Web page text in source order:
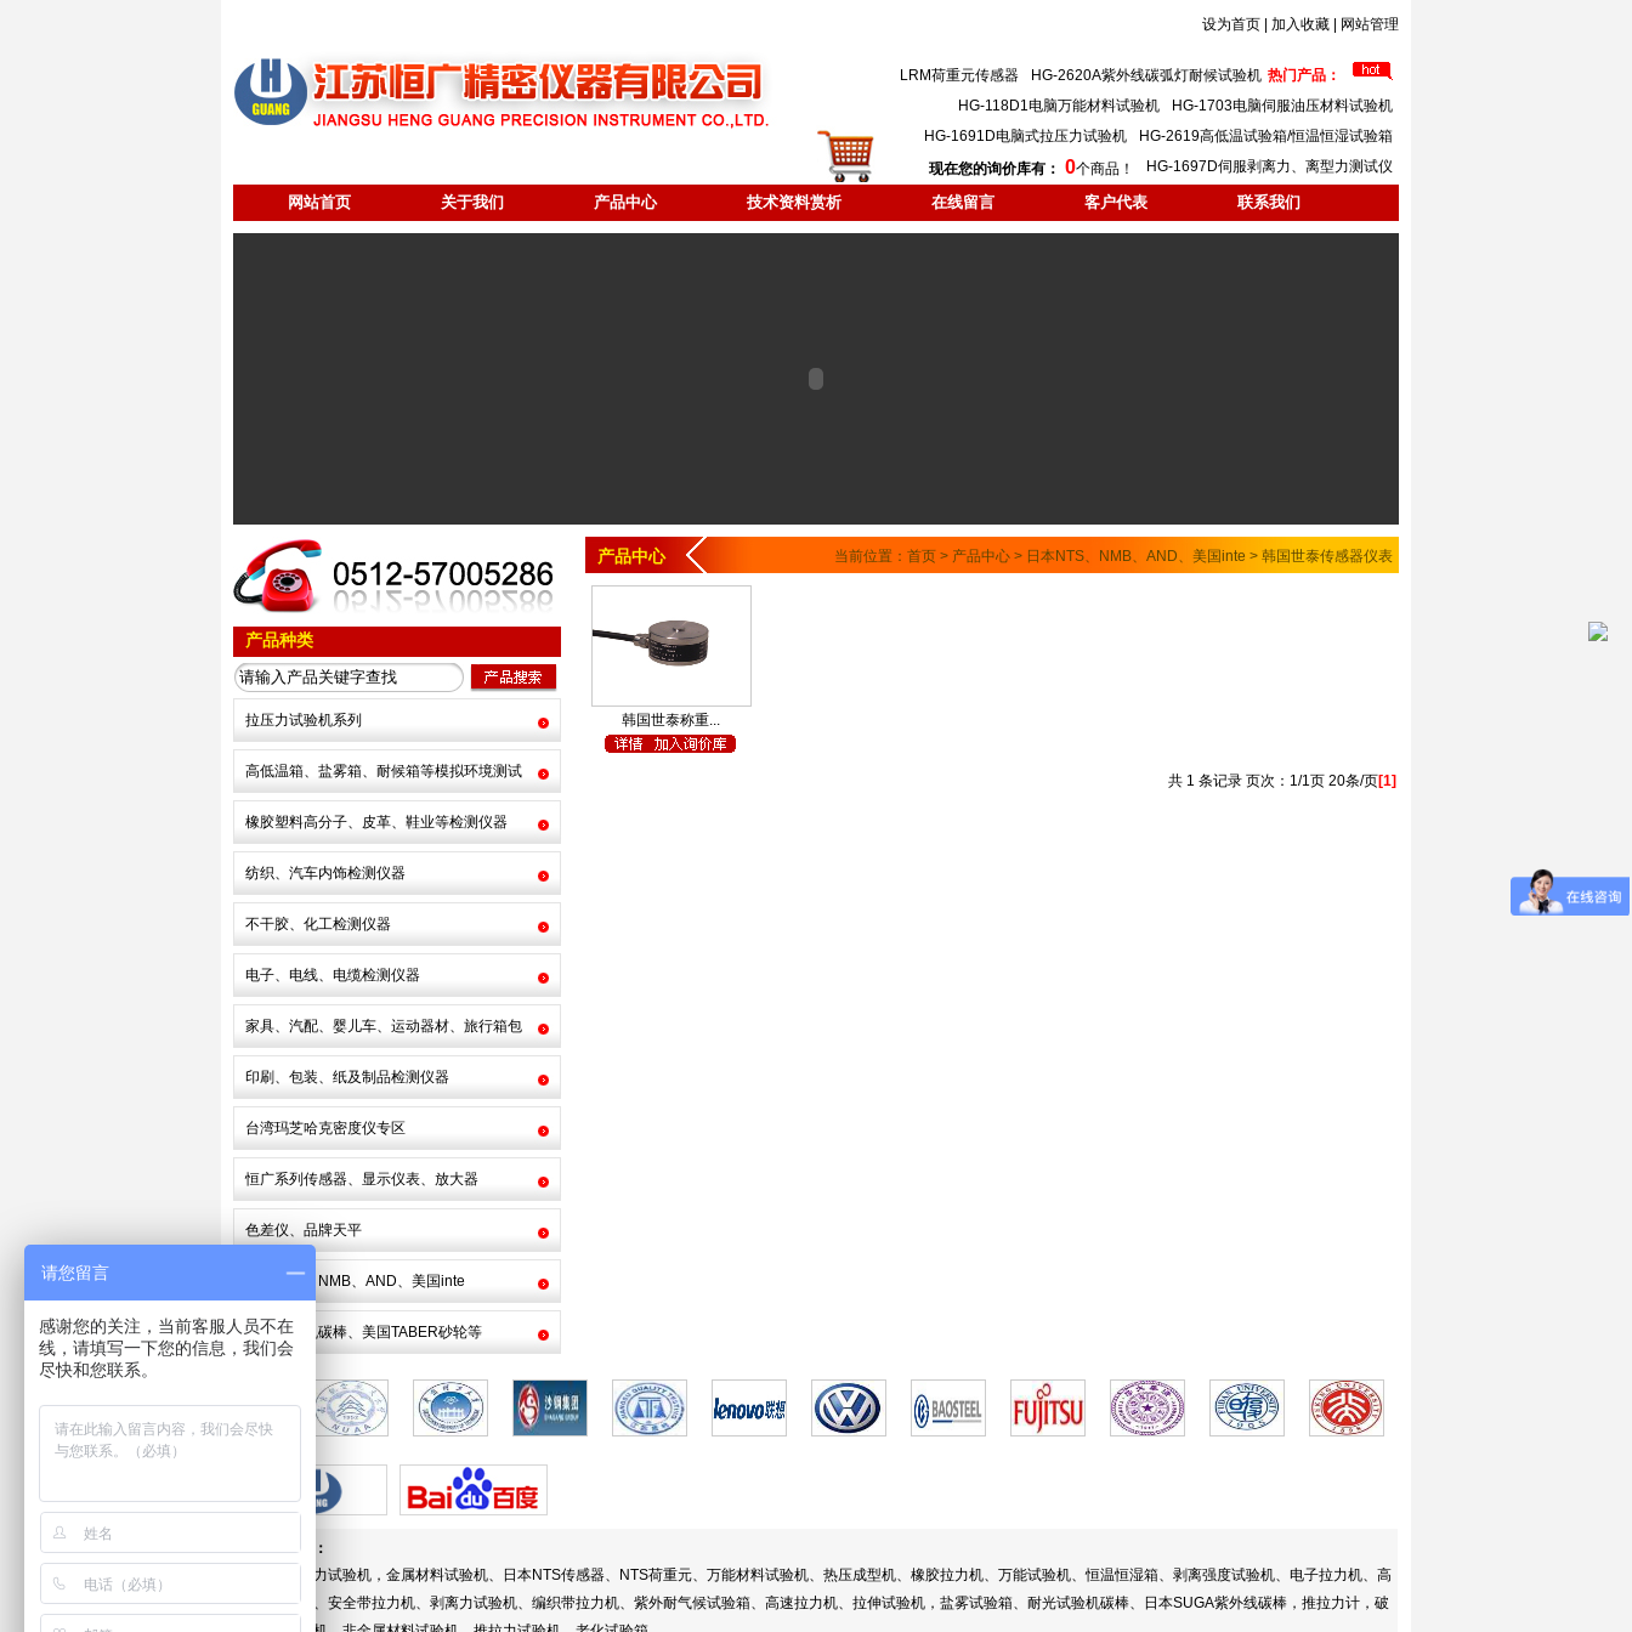
设为首页 加入收藏 网站管理
热门产品：
HG-2620A紫外线碳弧灯耐候试验机
LRM荷重元传感器
HG-1703电脑伺服油压材料试验机
HG-118D1电脑万能材料试验机
HG-2619高低温试验箱/恒温恒湿试验箱
HG-1691D电脑式拉压力试验机
HG-1697D伺服剥离力、离型力测试仪
现在您的询价库有： 0个商品！
网站首页 关于我们 产品中心 技术资料赏析 在线留言 客户代表 联系我们
产品种类
拉压力试验机系列
高低温箱、盐雾箱、耐候箱等模拟环境测试
橡胶塑料高分子、皮革、鞋业等检测仪器
纺织、汽车内饰检测仪器
不干胶、化工检测仪器
电子、电线、电缆检测仪器
家具、汽配、婴儿车、运动器材、旅行箱包
印刷、包装、纸及制品检测仪器
台湾玛芝哈克密度仪专区
恒广系列传感器、显示仪表、放大器
色差仪、品牌天平
日本NTS、NMB、AND、美国inte
耐光试验机碳棒、美国TABER砂轮等
产品中心 当前位置： 首页 > 产品中心 > 日本NTS、NMB、AND、美国inte > 韩国世泰传感器仪表
韩国世泰称重...
共 1 条记录 页次：1/1页 20条/页[1]
作
伙
伴
网站关键词：
拉力机、拉力试验机，金属材料试验机、日本NTS传感器、NTS荷重元、万能材料试验机、热压成型机、橡胶拉力机、万能试验机、恒温恒湿箱、剥离强度试验机、电子拉力机、高
低温试验箱、安全带拉力机、剥离力试验机、编织带拉力机、紫外耐气候试验箱、高速拉力机、拉伸试验机，盐雾试验箱、耐光试验机碳棒、日本SUGA紫外线碳棒，推拉力计，破
请您留言
感谢您的关注，当前客服人员不在
线，请填写一下您的信息，我们会
尽快和您联系。